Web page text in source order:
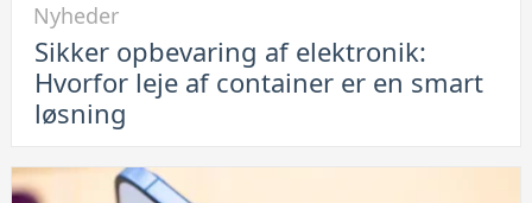
Sikker
opbevaring
Hvorfor
Nyheder
Sikker opbevaring af elektronik:
Hvorfor leje af container er en smart
løsning